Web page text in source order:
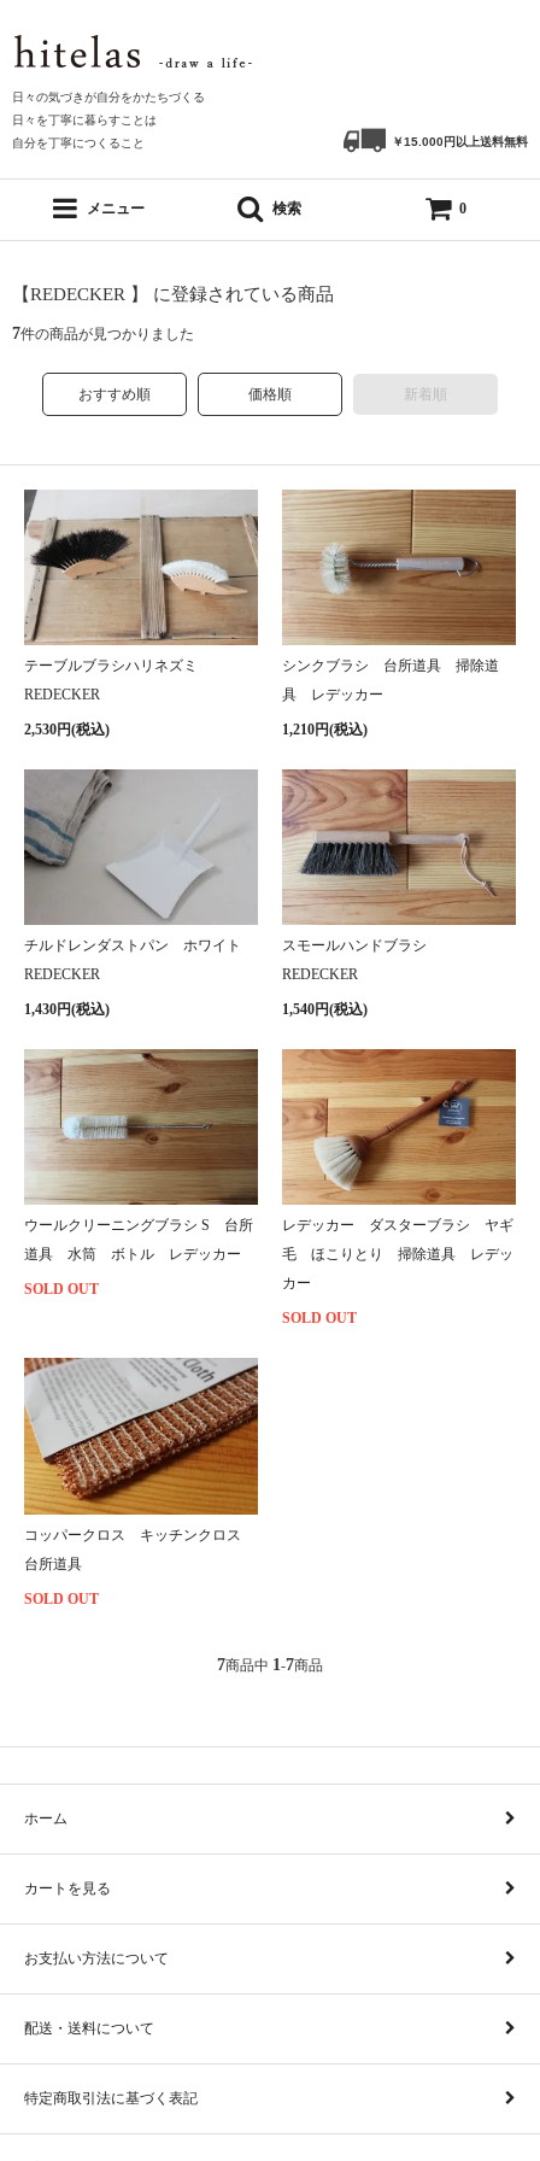
日々の気づきが自分をかたちづくる
日々を丁寧に暮らすことは
自分を丁寧につくること
￥15.000円以上送料無料
メニュー 検索 0
【REDECKER 】 に登録されている商品
7件の商品が見つかりました
おすすめ順 価格順 新着順
テーブルブラシハリネズミ
REDECKER
2,530円(税込)
シンクブラシ 台所道具 掃除道
具 レデッカー
1,210円(税込)
チルドレンダストパン ホワイト
REDECKER
1,430円(税込)
スモールハンドブラシ
REDECKER
1,540円(税込)
ウールクリーニングブラシ S 台所
道具 水筒 ボトル レデッカー
SOLD OUT
レデッカー ダスターブラシ ヤギ
毛 ほこりとり 掃除道具 レデッ
カー
SOLD OUT
コッパークロス キッチンクロス
台所道具
SOLD OUT
7商品中 1-7商品
ホーム
カートを見る
お支払い方法について
配送・送料について
特定商取引法に基づく表記